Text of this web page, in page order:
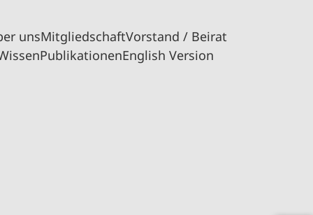
unsMitgliedschaftVorstand / Beirat
PublikationenEnglish Version